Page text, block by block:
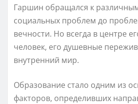
Гаршин обращался к
социальных проблем до
вечности. Но всегда в центре
человек, его душевные
внутренний мир.
Образование стало одним из
факторов, определивших